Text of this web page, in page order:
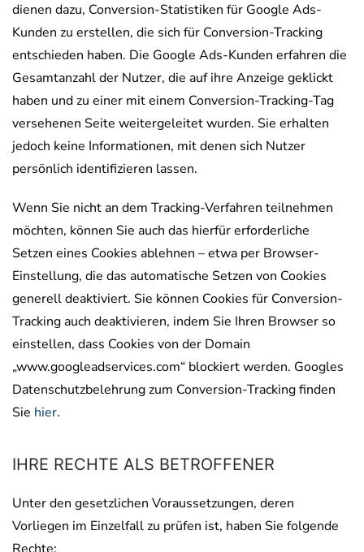
dienen dazu, Conversion-Statistiken für Google Ads-
Kunden zu erstellen, die sich für Conversion-Tracking
entschieden haben. Die Google Ads-Kunden erfahren die
Gesamtanzahl der Nutzer, die auf ihre Anzeige geklickt
haben und zu einer mit einem Conversion-Tracking-Tag
versehenen Seite weitergeleitet wurden. Sie erhalten
jedoch keine Informationen, mit denen sich Nutzer
persönlich identifizieren lassen.
Wenn Sie nicht an dem Tracking-Verfahren teilnehmen
möchten, können Sie auch das hierfür erforderliche
Setzen eines Cookies ablehnen – etwa per Browser-
Einstellung, die das automatische Setzen von Cookies
generell deaktiviert. Sie können Cookies für Conversion-
Tracking auch deaktivieren, indem Sie Ihren Browser so
einstellen, dass Cookies von der Domain
„www.googleadservices.com“ blockiert werden. Googles
Datenschutzbelehrung zum Conversion-Tracking finden
Sie hier.
IHRE RECHTE ALS BETROFFENER
Unter den gesetzlichen Voraussetzungen, deren
Vorliegen im Einzelfall zu prüfen ist, haben Sie folgende